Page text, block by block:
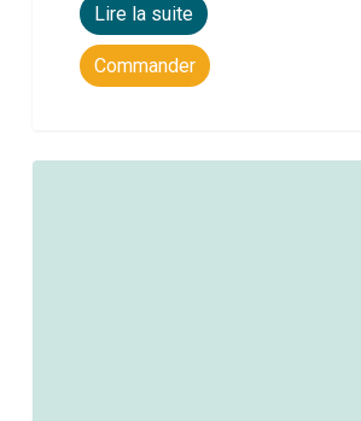
Lire la suite
Commander